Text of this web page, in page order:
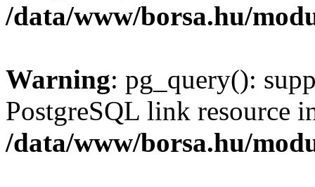
/data/www/borsa.hu/
Warning: pg_query():
PostgreSQL link resource
/data/www/borsa.hu/